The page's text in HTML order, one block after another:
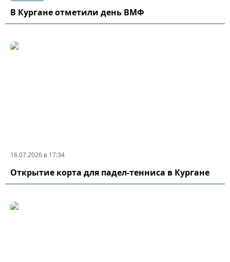
В Кургане отметили день ВМФ
16.07.2026 в 17:34
Открытие корта для падел-тенниса в Кургане